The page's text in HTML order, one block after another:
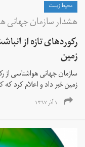
محیط زیست
هشدار سازمان جهانی
رکوردهای تازه از
زمین
سازمان جهانی هواشناسی از
زمین خبر داد و اعلام کرد
۱ آذر ۱۳۹۷